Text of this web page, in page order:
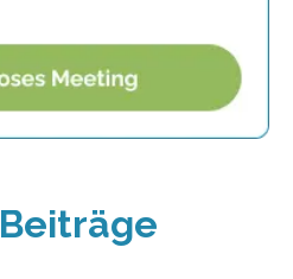
Beiträge